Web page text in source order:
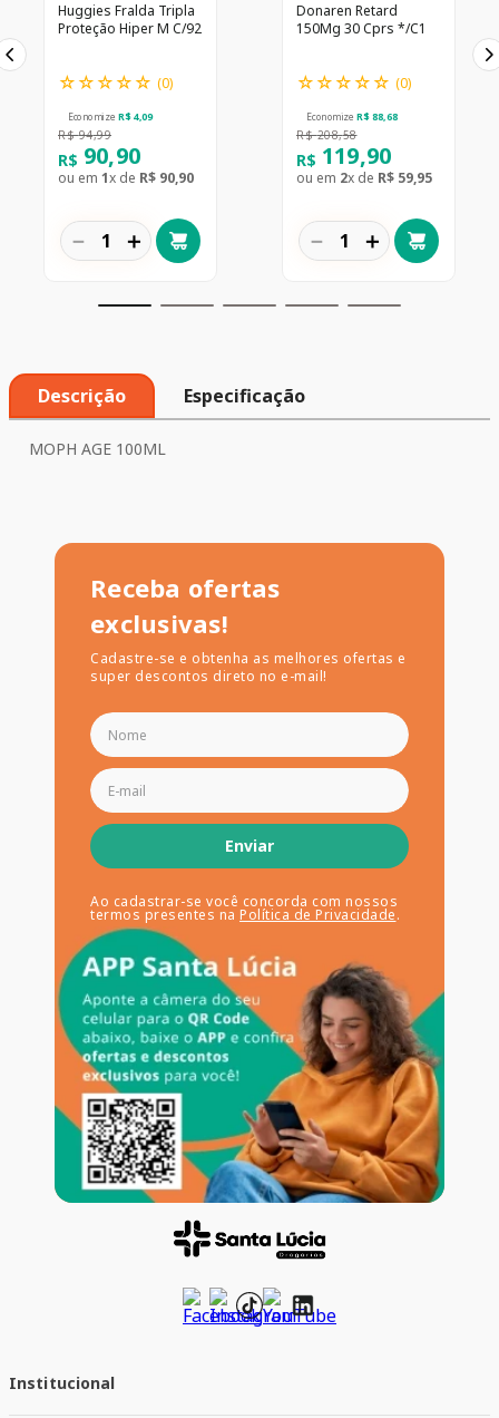
Huggies Fralda Tripla
Proteção Hiper M C/92
☆☆☆☆☆ (0)
Economize R$ 4,09
R$ 94,99
R$ 90,90
ou em 1x de R$ 90,90
＋
－
Donaren Retard
150Mg 30 Cprs */C1
☆☆☆☆☆ (0)
Economize R$ 88,68
R$ 208,58
R$ 119,90
ou em 2x de R$ 59,95
＋
－
Descrição Especificação
MOPH AGE 100ML
Receba ofertas
exclusivas!
Cadastre-se e obtenha as melhores ofertas e
super descontos direto no e-mail!
Enviar
Ao cadastrar-se você concorda com nossos
termos presentes na Política de Privacidade.
Institucional